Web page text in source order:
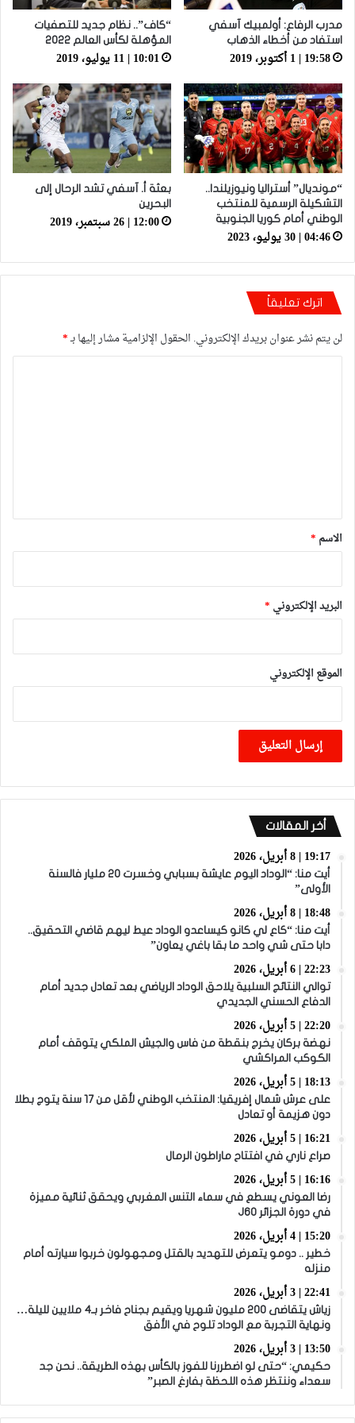
مدرب الرفاع: أولمبيك آسفي
استفاد من أخطاء الذهاب
19:58 | 1 أكتوبر، 2019
“كاف”.. نظام جديد للتصفيات
المؤهلة لكأس العالم 2022
10:01 | 11 يوليو، 2019
“مونديال” أستراليا ونيوزيلندا..
التشكيلة الرسمية للمنتخب
الوطني أمام كوريا الجنوبية
04:46 | 30 يوليو، 2023
بعثة أ. آسفي تشد الرحال إلى
البحرين
12:00 | 26 سبتمبر، 2019
اترك تعليقاً
لن يتم نشر عنوان بريدك الإلكتروني. الحقول الإلزامية مشار إليها بـ*
*
الاسم *
البريد الإلكتروني *
الموقع الإلكتروني
أخر المقالات
19:17 | 8 أبريل، 2026
أيت منا: “الوداد اليوم عايشة بسبابي وخسرت 20 مليار فالسنة
الأولى”
18:48 | 8 أبريل، 2026
أيت منا: “كاع لي كانو كيساعدو الوداد عيط ليهم قاضي التحقيق..
دابا حتى شي واحد ما بقا باغي يعاون”
22:23 | 6 أبريل، 2026
توالي النتائج السلبية يلاحق الوداد الرياضي بعد تعادل جديد أمام
الدفاع الحسني الجديدي
22:20 | 5 أبريل، 2026
نهضة بركان يخرج بنقطة من فاس والجيش الملكي يتوقف أمام
الكوكب المراكشي
18:13 | 5 أبريل، 2026
على عرش شمال إفريقيا: المنتخب الوطني لأقل من 17 سنة يتوج بطلا
دون هزيمة أو تعادل
16:21 | 5 أبريل، 2026
صراع ناري في افتتاح ماراطون الرمال
16:16 | 5 أبريل، 2026
رضا العوني يسطع في سماء التنس المغربي ويحقق ثنائية مميزة
في دورة الجزائر J60
15:20 | 4 أبريل، 2026
خطير .. دومو يتعرض للتهديد بالقتل ومجهولون خربوا سيارته أمام
منزله
22:41 | 3 أبريل، 2026
زياش يتقاضى 200 مليون شهريا ويقيم بجناح فاخر بـ4 ملايين لليلة…
ونهاية التجربة مع الوداد تلوح في الأفق
13:50 | 3 أبريل، 2026
حكيمي: “حتى لو اضطررنا للفوز بالكأس بهذه الطريقة.. نحن جد
سعداء وننتظر هذه اللحظة بفارغ الصبر”